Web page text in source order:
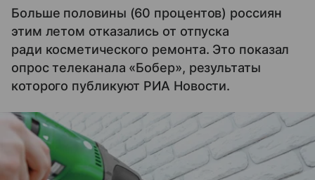
Больше половины (60 процентов) россиян
этим летом отказались от отпуска
ради косметического ремонта. Это показал
опрос телеканала «Бобер», результаты
которого публикуют РИА Новости.